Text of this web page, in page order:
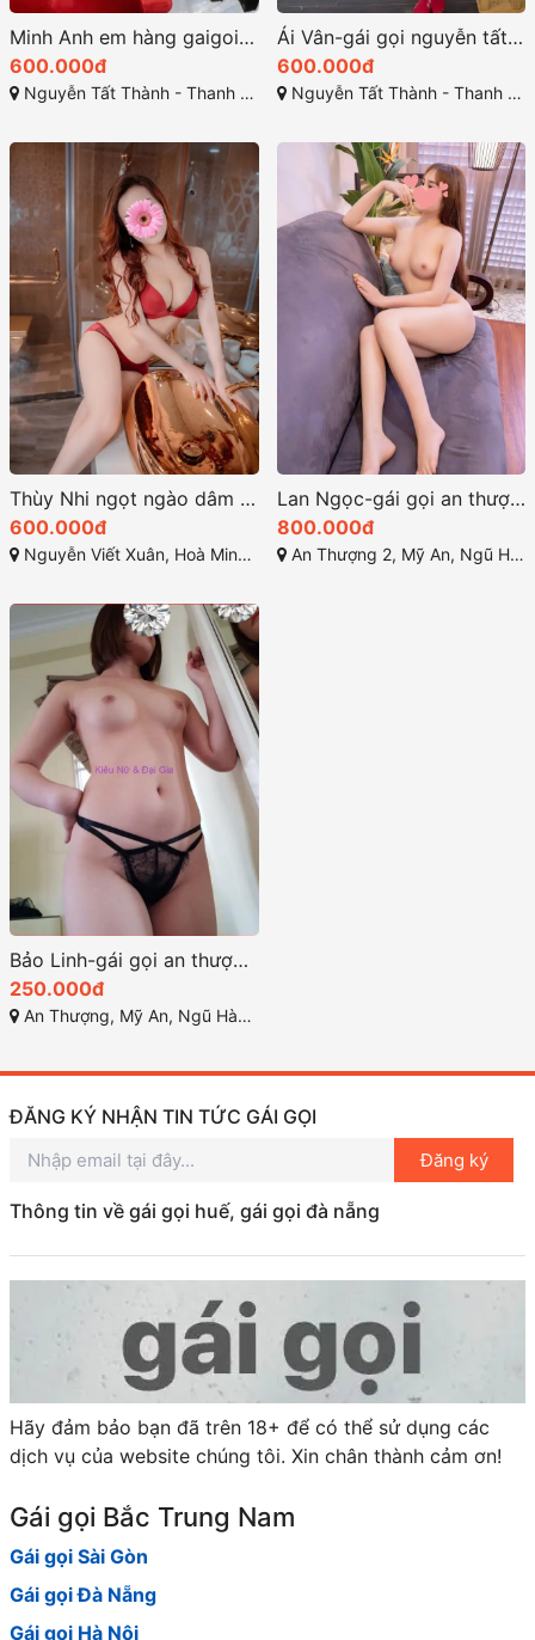
Minh Anh em hàng gaigoi rất đẹp ở thanh khê đà nẵng
600.000đ
Nguyễn Tất Thành - Thanh Khê - Đà Nẵng
Ái Vân-gái gọi nguyễn tất thành dâm thần xuyên không
600.000đ
Nguyễn Tất Thành - Thanh Khê - Đà Nẵng
Thùy Nhi ngọt ngào dâm đãng thỏa mãn tình dục
600.000đ
Nguyễn Viết Xuân, Hoà Minh, Liên Chiểu, Đà Nẵng
Lan Ngọc-gái gọi an thượng ngũ hành sơn dâm thần kỹ thuật điêu luyện
800.000đ
An Thượng 2, Mỹ An, Ngũ Hành Sơn, Đà Nẵng
Bảo Linh-gái gọi an thượng đà nẵng rất xinh xắn dễ thương
250.000đ
An Thượng, Mỹ An, Ngũ Hành Sơn, Đà Nẵng
ĐĂNG KÝ NHẬN TIN TỨC GÁI GỌI
Đăng ký
Thông tin về gái gọi huế, gái gọi đà nẵng
Hãy đảm bảo bạn đã trên 18+ để có thể sử dụng các
dịch vụ của website chúng tôi. Xin chân thành cảm ơn!
Gái gọi Bắc Trung Nam
Gái gọi Sài Gòn
Gái gọi Đà Nẵng
Gái gọi Hà Nội